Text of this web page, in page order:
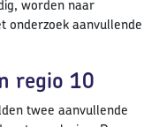
worden naar
onderzoek aanvullende
regio 10
twee aanvullende